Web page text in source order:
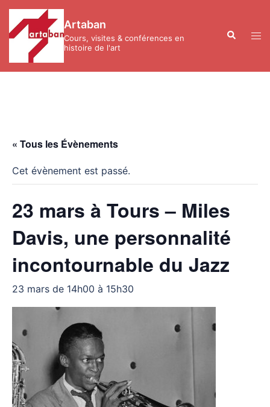
contenu
Artaban
Cours, visites & conférences en
histoire de l'art
« Tous les Évènements
Cet évènement est passé.
23 mars à Tours – Miles
Davis, une personnalité
incontournable du Jazz
23 mars de 14h00 à 15h30